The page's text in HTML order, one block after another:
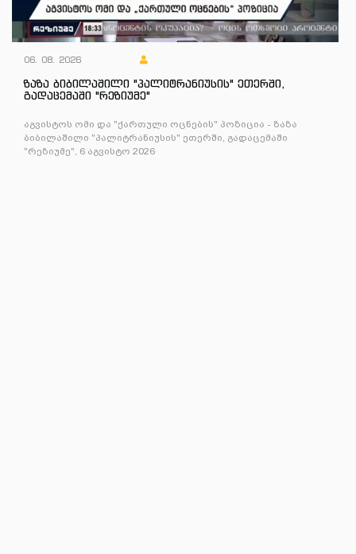
06. 08. 2026
ზაზა ბიბილაშილი "პალიტრანიუსის" ეთერში,
გადაცემაში "რეზიუმე"
აგვისტოს ომი და "ქართული ოცნების" პოზიცია - ზაზა
ბიბილაშილი "პალიტრანიუსის" ეთერში, გადაცემაში
"რეზიუმე", 6 აგვისტო 2026